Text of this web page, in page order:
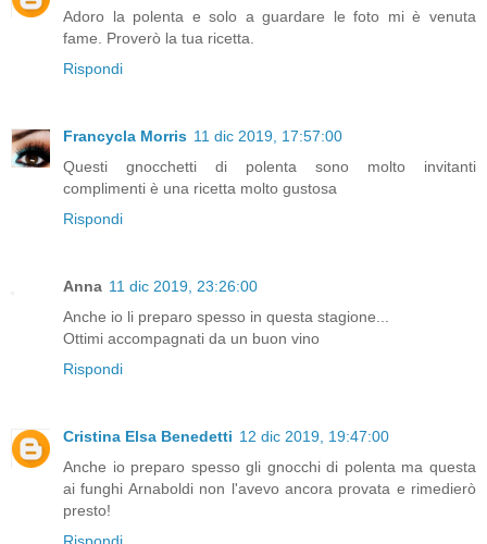
Adoro la polenta e solo a guardare le foto mi è venuta
fame. Proverò la tua ricetta.
Rispondi
Francycla Morris 11 dic 2019, 17:57:00
Questi gnocchetti di polenta sono molto invitanti
complimenti è una ricetta molto gustosa
Rispondi
Anna 11 dic 2019, 23:26:00
Anche io li preparo spesso in questa stagione...
Ottimi accompagnati da un buon vino
Rispondi
Cristina Elsa Benedetti 12 dic 2019, 19:47:00
Anche io preparo spesso gli gnocchi di polenta ma questa
ai funghi Arnaboldi non l'avevo ancora provata e rimedierò
presto!